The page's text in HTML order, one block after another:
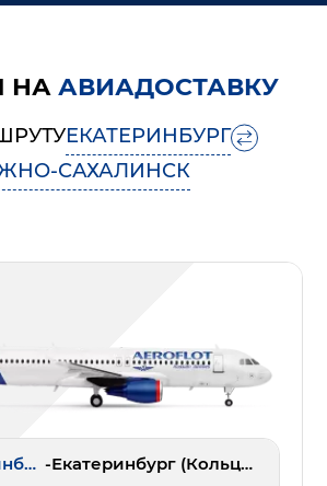
НА АВИАДОСТАВКУ
ЕКАТЕРИНБУРГ
САХАЛИНСК
Екатеринбург - Екатеринбург (Кольцово)